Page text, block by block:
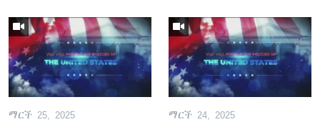
ማርች 25, 2025 ማርች 24, 2025